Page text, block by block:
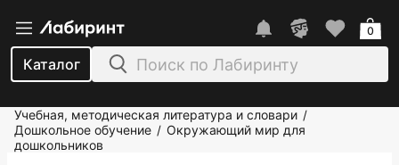
Каталог
0
Учебная, методическая литература и словари /
Дошкольное обучение / Окружающий мир для
дошкольников